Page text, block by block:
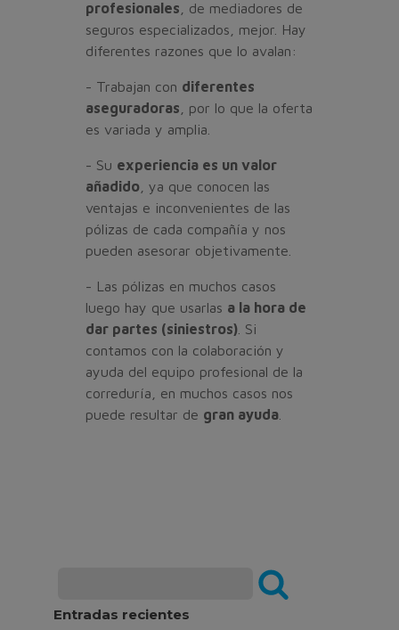
profesionales , de mediadores de
seguros especializados, mejor. Hay
diferentes razones que lo avalan:
- Trabajan con diferentes
aseguradoras , por lo que la oferta
es variada y amplia.
- Su experiencia es un valor
añadido , ya que conocen las
ventajas e inconvenientes de las
pólizas de cada compañía y nos
pueden asesorar objetivamente.
- Las pólizas en muchos casos
luego hay que usarlas a la hora de
dar partes (siniestros) . Si
contamos con la colaboración y
ayuda del equipo profesional de la
correduría, en muchos casos nos
puede resultar de gran ayuda
Entradas recientes